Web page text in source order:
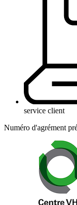
service client
Numéro d'agrément